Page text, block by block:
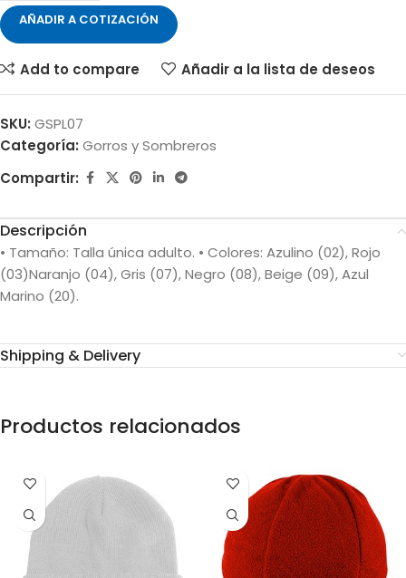
AÑADIR A COTIZACIÓN
Add to compare Añadir a la lista de deseos
SKU: GSPL07
Categoría: Gorros y Sombreros
Compartir:
Descripción
• Tamaño: Talla única adulto. • Colores: Azulino (02), Rojo
(03)Naranjo (04), Gris (07), Negro (08), Beige (09), Azul
Marino (20).
Shipping & Delivery
Productos relacionados